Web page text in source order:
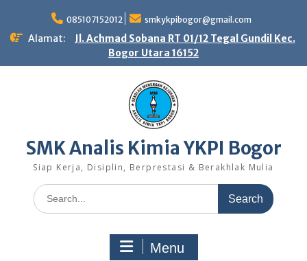
content
085107152012 smkykpibogor@gmail.com
Alamat:
Jl. Achmad Sobana RT 01/12 Tegal Gundil Kec.
Bogor Utara 16152
SMK Analis Kimia YKPI Bogor
Siap Kerja, Disiplin, Berprestasi & Berakhlak Mulia
Search
for:
Menu